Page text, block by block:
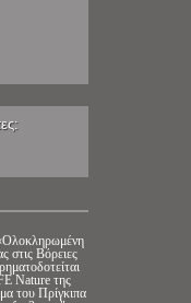
στις Βόρειες
Nature της
του Πρίγκιπα